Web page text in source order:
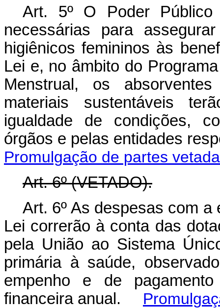
Art. 5º O Poder
necessárias para
higiênicos femininos às
Lei e, no âmbito do
Menstrual, os
materiais sustentáveis
igualdade de condições,
órgãos e pelas entidades
Promulgação de partes
Art. 6º (VETADO).
Art. 6º As despesas com
Lei correrão à conta das
pela União ao Sistema
primária à saúde,
empenho e de
financeira anual.